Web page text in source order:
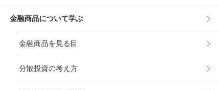
金融商品について学ぶ
金融商品を見る目
分散投資の考え方